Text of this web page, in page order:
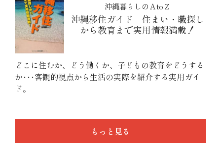
沖縄暮らしのＡtoＺ
沖縄移住ガイド 住まい・職探し
から教育まで実用情報満載！
どこに住むか、どう働くか、子どもの教育をどうする
か･･･客観的視点から生活の実際を紹介する実用ガイ
ド。
もっと見る